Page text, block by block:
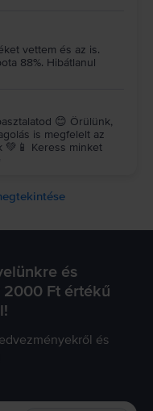
vettem és az is.
88%. Hibátlanul
😊 Örülünk,
is megfelelt az
💚📱 Keress minket
és
Ft értékű
és